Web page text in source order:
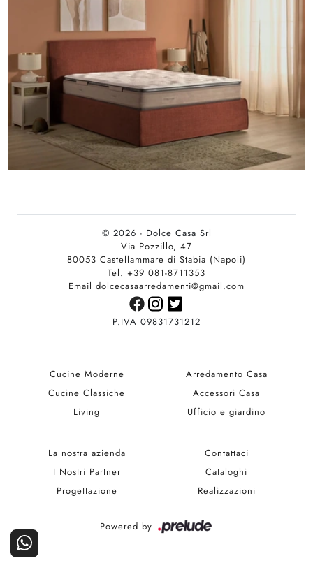
© 2026 - Dolce Casa Srl
Via Pozzillo, 47
80053 Castellammare di Stabia (Napoli)
Tel. +39 081-8711353
Email dolcecasaarredamenti@gmail.com
P.IVA 09831731212
Cucine Moderne
Cucine Classiche
Living
Arredamento Casa
Accessori Casa
Ufficio e giardino
La nostra azienda
I Nostri Partner
Progettazione
Contattaci
Cataloghi
Realizzazioni
Powered by